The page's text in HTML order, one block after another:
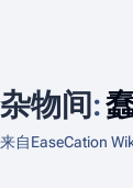
杂物间:
来自EaseCation